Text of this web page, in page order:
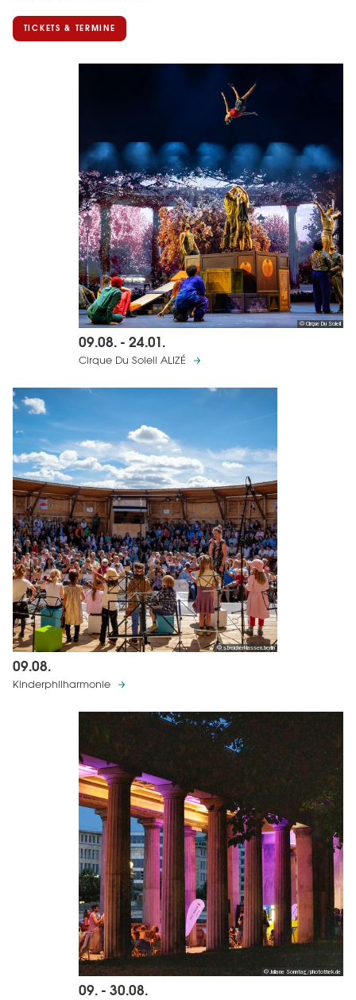
TICKETS & TERMINE
© Cirque Du Soleil
09.08. - 24.01.
Cirque Du Soleil ALIZÉ
© streicherklassen.berlin
09.08.
Kinderphilharmonie
© Juliane Sonntag/photothek.de
09. - 30.08.